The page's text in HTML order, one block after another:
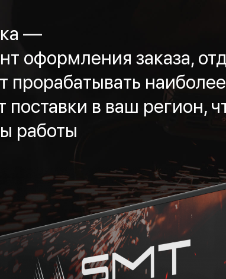
—
оформления заказа,
прорабатывать
в ваш регион,
работы